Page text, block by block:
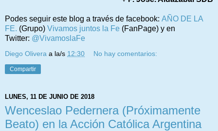
Podes seguir este blog a través de facebook: AÑO DE LA
FE. (Grupo) Vivamos juntos la Fe (FanPage) y en
Twitter: @VivamoslaFe
Diego Olivera a la/s 12:30 No hay comentarios:
Compartir
LUNES, 11 DE JUNIO DE 2018
Wenceslao Pedernera (Próximamente
Beato) en la Acción Católica Argentina